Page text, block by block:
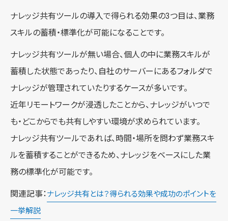
ナレッジ共有ツールの導入で得られる効果の3つ目は、業務
スキルの蓄積・標準化が可能になることです。
ナレッジ共有ツールが無い場合、個人の中に業務スキルが
蓄積した状態であったり、自社のサーバーにあるフォルダで
ナレッジが管理されていたりするケースが多いです。
近年リモートワークが浸透したことから、ナレッジがいつで
も・どこからでも共有しやすい環境が求められています。
ナレッジ共有ツールであれば、時間・場所を問わず業務スキ
ルを蓄積することができるため、ナレッジをベースにした業
務の標準化が可能です。
関連記事： ナレッジ共有とは？得られる効果や成功のポイントを
一挙解説